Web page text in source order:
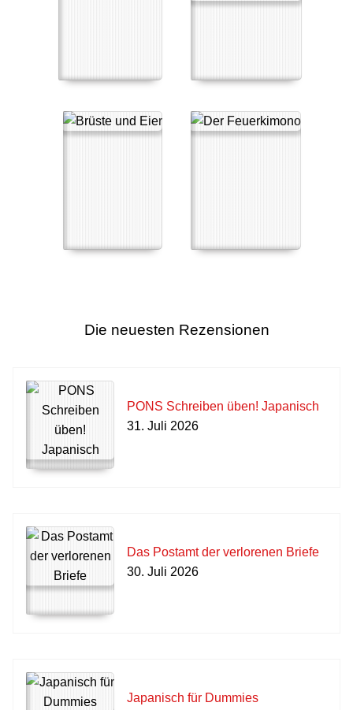
Die neuesten Rezensionen
PONS Schreiben üben! Japanisch
31. Juli 2026
Das Postamt der verlorenen Briefe
30. Juli 2026
Japanisch für Dummies